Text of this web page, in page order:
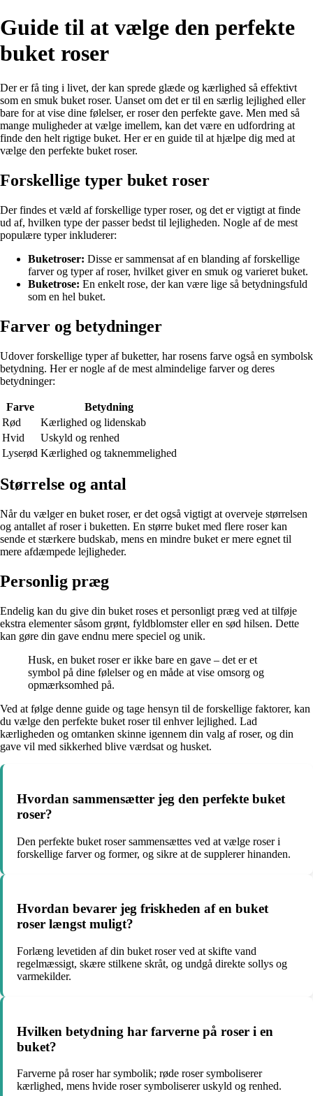
Guide til at vælge den perfekte
buket roser
Der er få ting i livet, der kan sprede glæde og kærlighed så effektivt
som en smuk buket roser. Uanset om det er til en særlig lejlighed eller
bare for at vise dine følelser, er roser den perfekte gave. Men med så
mange muligheder at vælge imellem, kan det være en udfordring at
finde den helt rigtige buket. Her er en guide til at hjælpe dig med at
vælge den perfekte buket roser.
Forskellige typer buket roser
Der findes et væld af forskellige typer roser, og det er vigtigt at finde
ud af, hvilken type der passer bedst til lejligheden. Nogle af de mest
populære typer inkluderer:
Buketroser: Disse er sammensat af en blanding af forskellige
farver og typer af roser, hvilket giver en smuk og varieret buket.
Buketrose: En enkelt rose, der kan være lige så betydningsfuld
som en hel buket.
Farver og betydninger
Udover forskellige typer af buketter, har rosens farve også en symbolsk
betydning. Her er nogle af de mest almindelige farver og deres
betydninger:
Farve
Betydning
Rød
Kærlighed og lidenskab
Hvid
Uskyld og renhed
Lyserød Kærlighed og taknemmelighed
Størrelse og antal
Når du vælger en buket roser, er det også vigtigt at overveje størrelsen
og antallet af roser i buketten. En større buket med flere roser kan
sende et stærkere budskab, mens en mindre buket er mere egnet til
mere afdæmpede lejligheder.
Personlig præg
Endelig kan du give din buket roses et personligt præg ved at tilføje
ekstra elementer såsom grønt, fyldblomster eller en sød hilsen. Dette
kan gøre din gave endnu mere speciel og unik.
Husk, en buket roser er ikke bare en gave – det er et
symbol på dine følelser og en måde at vise omsorg og
opmærksomhed på.
Ved at følge denne guide og tage hensyn til de forskellige faktorer, kan
du vælge den perfekte buket roser til enhver lejlighed. Lad
kærligheden og omtanken skinne igennem din valg af roser, og din
gave vil med sikkerhed blive værdsat og husket.
Hvordan sammensætter jeg den perfekte buket
roser?
Den perfekte buket roser sammensættes ved at vælge roser i
forskellige farver og former, og sikre at de supplerer hinanden.
Hvordan bevarer jeg friskheden af en buket
roser længst muligt?
Forlæng levetiden af din buket roser ved at skifte vand
regelmæssigt, skære stilkene skråt, og undgå direkte sollys og
varmekilder.
Hvilken betydning har farverne på roser i en
buket?
Farverne på roser har symbolik; røde roser symboliserer
kærlighed, mens hvide roser symboliserer uskyld og renhed.